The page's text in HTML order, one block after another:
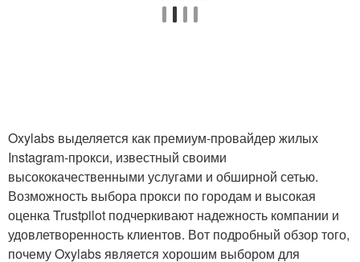
Oxylabs выделяется как премиум-провайдер жилых
Instagram-прокси, известный своими
высококачественными услугами и обширной сетью.
Возможность выбора прокси по городам и высокая
оценка Trustpilot подчеркивают надежность компании и
удовлетворенность клиентов. Вот подробный обзор того,
почему Oxylabs является хорошим выбором для